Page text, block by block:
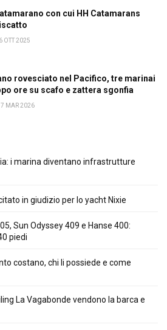
con cui HH Catamarans
OTT 2025
rovesciato nel Pacifico, tre marinai
ore su scafo e zattera sgonfia
MAR 2026
i marina diventano infrastrutture
in giudizio per lo yacht Nixie
Sun Odyssey 409 e Hanse 400:
piedi
costano, chi li possiede e come
La Vagabonde vendono la barca e